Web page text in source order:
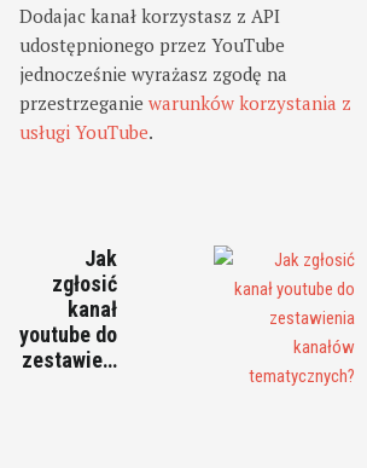
Dodajac kanał korzystasz z API
udostępnionego przez YouTube
jednocześnie wyrażasz zgodę na
przestrzeganiewarunków korzystania z
usługi YouTube.
Jak
zgłosić
kanał
youtube do
zestawie…